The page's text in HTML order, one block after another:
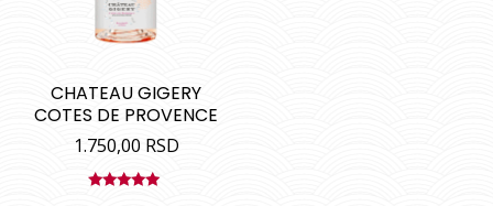
CHATEAU GIGERY
COTES DE PROVENCE
1.750,00 RSD